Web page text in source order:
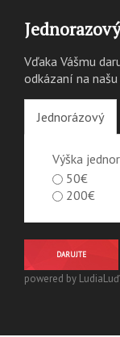
Vďaka Vášmu
odkázaní na
Jednorázový
Výška
50€
200€
DARUJTE
powered by